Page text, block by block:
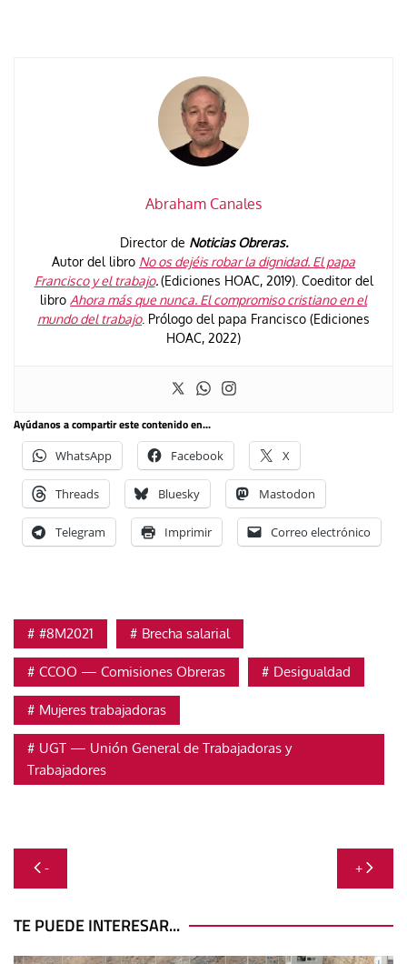
Abraham Canales
Director de Noticias Obreras.
Autor del libro No os dejéis robar la dignidad. El papa
Francisco y el trabajo.(Ediciones HOAC, 2019). Coeditor del
libro Ahora más que nunca. El compromiso cristiano en el
mundo del trabajo. Prólogo del papa Francisco (Ediciones
HOAC, 2022)
Ayúdanos a compartir este contenido en...
WhatsApp Facebook X
Threads Bluesky Mastodon
Telegram Imprimir Correo electrónico
#8M2021 Brecha salarial
CCOO — Comisiones Obreras Desigualdad
Mujeres trabajadoras
UGT — Unión General de Trabajadoras y
Trabajadores
Navegación
de
entradas
- +
TE PUEDE INTERESAR...